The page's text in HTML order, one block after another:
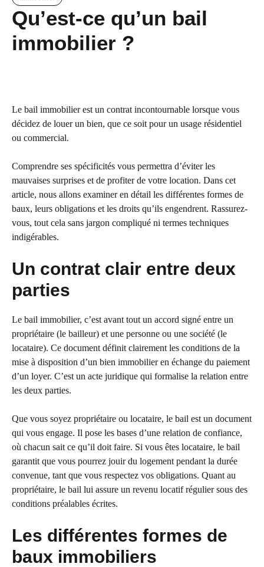
Qu’est-ce qu’un bail
immobilier ?
Le bail immobilier est un contrat incontournable lorsque vous
décidez de louer un bien, que ce soit pour un usage résidentiel
ou commercial.
Comprendre ses spécificités vous permettra d’éviter les
mauvaises surprises et de profiter de votre location. Dans cet
article, nous allons examiner en détail les différentes formes de
baux, leurs obligations et les droits qu’ils engendrent. Rassurez-
vous, tout cela sans jargon compliqué ni termes techniques
indigérables.
Un contrat clair entre deux
parties
Le bail immobilier, c’est avant tout un accord signé entre un
propriétaire (le bailleur) et une personne ou une société (le
locataire). Ce document définit clairement les conditions de la
mise à disposition d’un bien immobilier en échange du paiement
d’un loyer. C’est un acte juridique qui formalise la relation entre
les deux parties.
Que vous soyez propriétaire ou locataire, le bail est un document
qui vous engage. Il pose les bases d’une relation de confiance,
où chacun sait ce qu’il doit faire. Si vous êtes locataire, le bail
garantit que vous pourrez jouir du logement pendant la durée
convenue, tant que vous respectez vos obligations. Quant au
propriétaire, le bail lui assure un revenu locatif régulier sous des
conditions préalables écrites.
Les différentes formes de
baux immobiliers